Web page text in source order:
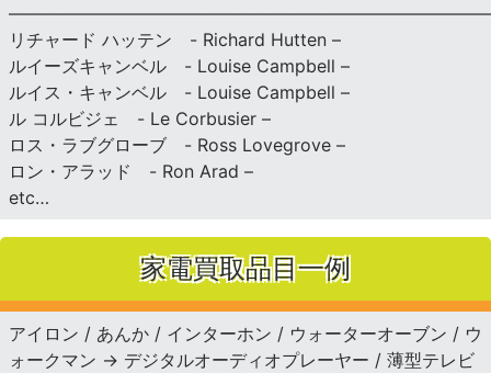
リチャード ハッテン - Richard Hutten –
ルイーズキャンベル - Louise Campbell –
ルイス・キャンベル - Louise Campbell –
ル コルビジェ - Le Corbusier –
ロス・ラブグローブ - Ross Lovegrove –
ロン・アラッド - Ron Arad –
etc…
家電買取品目一例
アイロン / あんか / インターホン / ウォーターオーブン / ウ
ォークマン → デジタルオーディオプレーヤー / 薄型テレビ